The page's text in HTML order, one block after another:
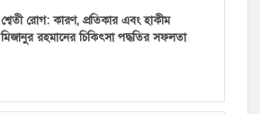
শ্বেতী রোগ: কারণ, প্রতিকার এবং হাকীম
মিজানুর রহমানের চিকিৎসা পদ্ধতির সফলতা